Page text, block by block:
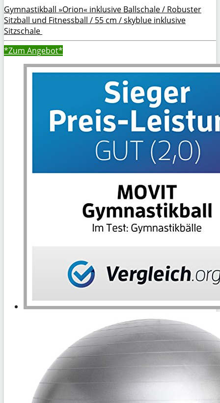
Gymnastikball »Orion« inklusive Ballschale / Robuster
Sitzball und Fitnessball / 55 cm / skyblue inklusive
Sitzschale
*Zum Angebot*